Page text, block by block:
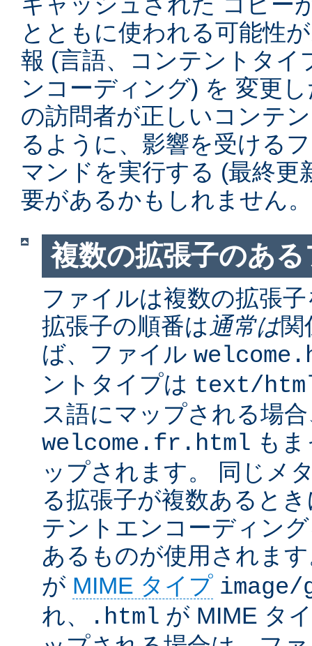
とともに使われる可能性
報 (言語、コンテントタイ
ンコーディング) を 変更
の訪問者が正しいコンテ
るように、影響を受ける
マンドを実行する (最終更
要があるかもしれません。
複数の拡張子のあ
ファイルは複数の拡張
拡張子の順番は 通常は関
ば、ファイル
ントタイプは text/
ス語にマップされる場
welcome.fr.html も
ップされます。 同じメ
る拡張子が複数あると
テントエンコーディン
あるものが使用されま
が MIME タイプ
れ、
.html が MIME タ